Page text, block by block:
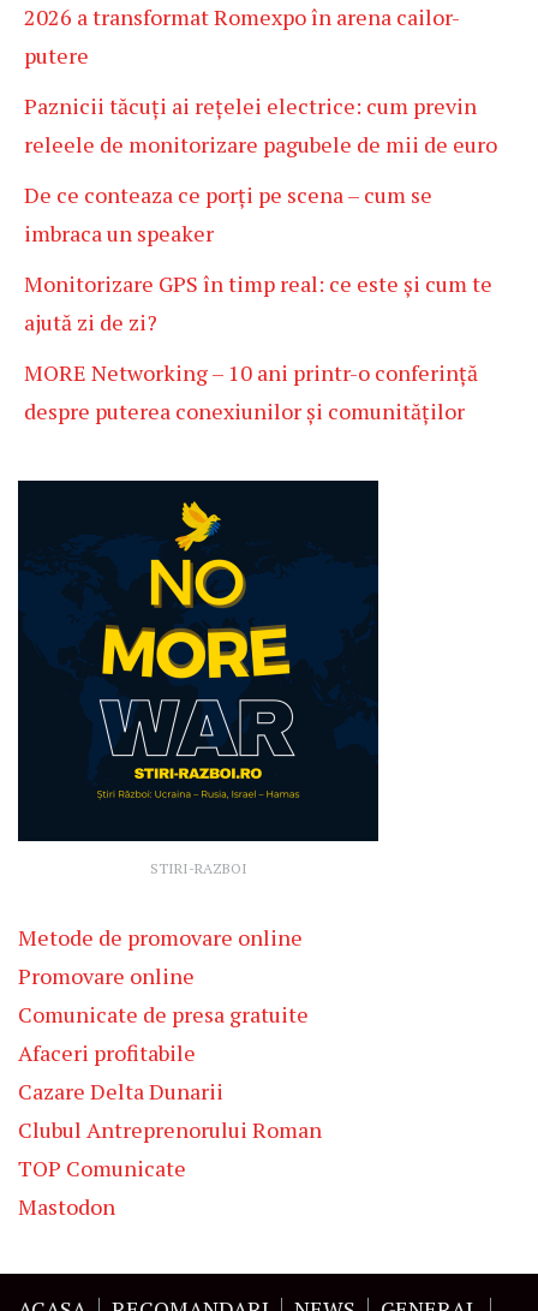
2026 a transformat Romexpo în arena cailor-
putere
Paznicii tăcuți ai rețelei electrice: cum previn
releele de monitorizare pagubele de mii de euro
De ce conteaza ce porți pe scena – cum se
imbraca un speaker
Monitorizare GPS în timp real: ce este și cum te
ajută zi de zi?
MORE Networking – 10 ani printr-o conferință
despre puterea conexiunilor și comunităților
STIRI-RAZBOI
Metode de promovare online
Promovare online
Comunicate de presa gratuite
Afaceri profitabile
Cazare Delta Dunarii
Clubul Antreprenorului Roman
TOP Comunicate
Mastodon